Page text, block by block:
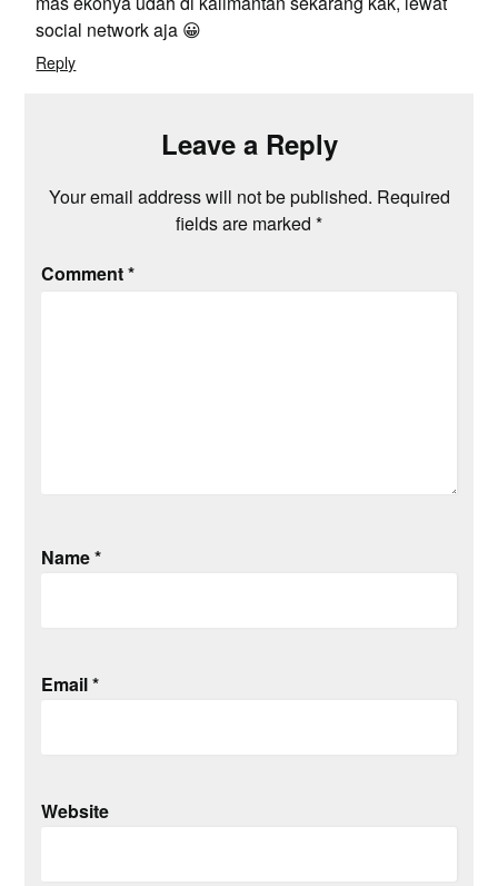
social network aja 😀
Reply
Leave a Reply
Your email address will not be published. Required
fields are marked *
Comment*
Name*
Email*
Website